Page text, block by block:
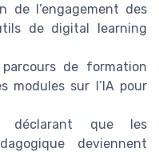
de l’engagement des
de digital learning
de formation
modules sur l’IA pour
déclarant que les
deviennent